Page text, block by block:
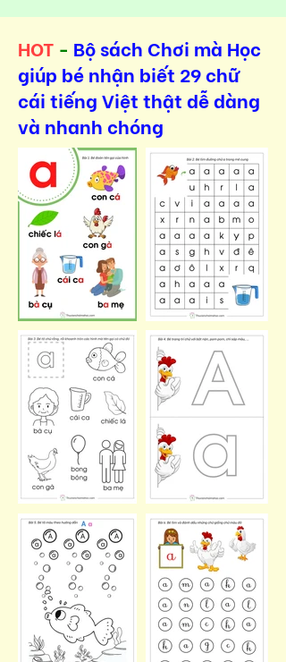
HOT - Bộ sách Chơi mà Học
giúp bé nhận biết 29 chữ
cái tiếng Việt thật dễ dàng
và nhanh chóng